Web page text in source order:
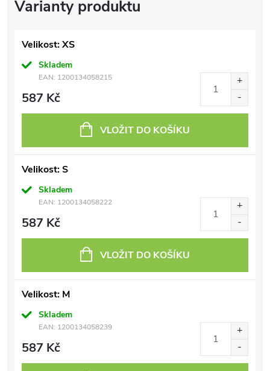
Velikost: XS
Skladem
EAN: 1200134058215
587 Kč
VLOŽIT DO KOŠÍKU
Velikost: S
Skladem
EAN: 1200134058222
587 Kč
VLOŽIT DO KOŠÍKU
Velikost: M
Skladem
EAN: 1200134058239
587 Kč